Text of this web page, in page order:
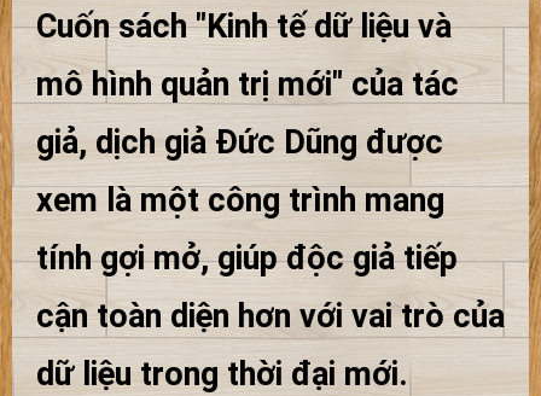
Cuốn sách "Kinh tế dữ liệu và
mô hình quản trị mới" của tác
giả, dịch giả Đức Dũng được
xem là một công trình mang
tính gợi mở, giúp độc giả tiếp
cận toàn diện hơn với vai trò của
dữ liệu trong thời đại mới.